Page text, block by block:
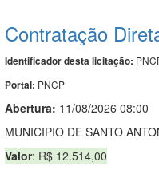
Contratação
Identificador desta licitação:
Portal: PNCP
Abertura: 11/08/2026 08:00
MUNICIPIO DE SANTO
Valor: R$ 12.514,00